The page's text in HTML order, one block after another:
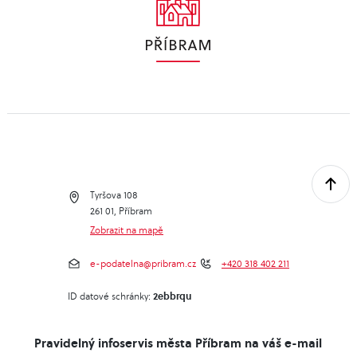
Tyršova 108
261 01, Příbram
Zobrazit na mapě
e-podatelna@pribram.cz +420 318 402 211
ID datové schránky: 2ebbrqu
Pravidelný infoservis města Příbram na váš e-mail